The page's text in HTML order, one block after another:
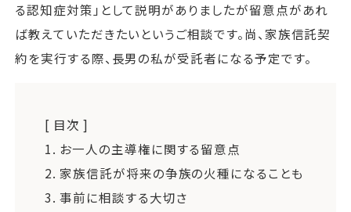
る認知症対策」として説明がありましたが留意点があれ
ば教えていただきたいというご相談です。尚、家族信託契
約を実行する際、長男の私が受託者になる予定です。
[ 目次 ]
1. お一人の主導権に関する留意点
2. 家族信託が将来の争族の火種になることも
3. 事前に相談する大切さ